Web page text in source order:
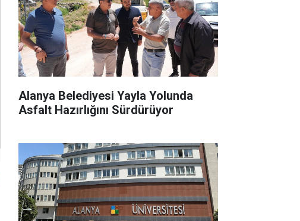
Alanya Belediyesi Yayla Yolunda
Asfalt Hazırlığını Sürdürüyor